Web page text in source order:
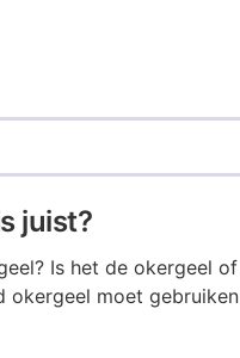
juist?
Is het de okergeel
moet